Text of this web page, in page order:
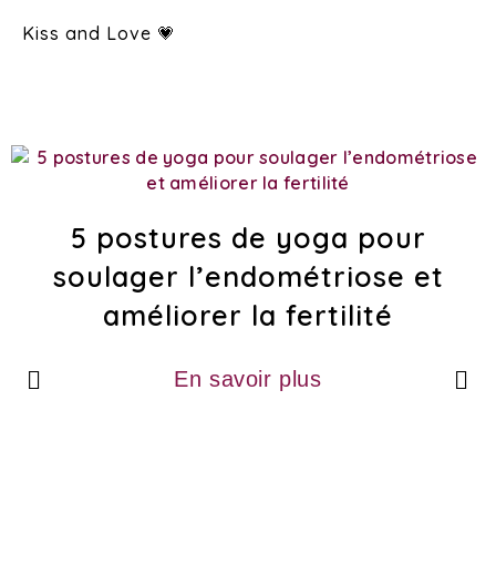
Kiss and Love 💗
5 postures de yoga pour
soulager l’endométriose et
améliorer la fertilité
En savoir plus